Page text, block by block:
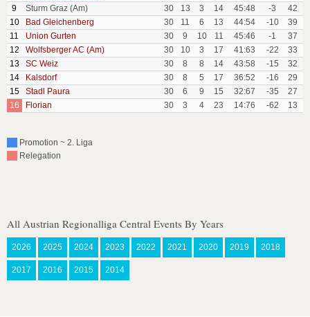
9
Sturm Graz (Am) 30 13 3 14 45:48 -3
42
10
Bad Gleichenberg 30 11 6 13 44:54 -10
39
11
Union Gurten 30 9 10 11 45:46 -1
37
12
Wolfsberger AC (Am) 30 10 3 17 41:63 -22
33
13
SC Weiz 30 8 8 14 43:58 -15
32
14
Kalsdorf 30 8 5 17 36:52 -16
29
15
Stadl Paura 30 6 9 15 32:67 -35
27
16
Florian 30 3 4 23 14:76 -62 13
Promotion ~ 2. Liga
Relegation
All Austrian Regionalliga Central Events By Years
2026 2025 2024 2023 2022 2021 2020 2019 2018
2017 2016 2015 2014